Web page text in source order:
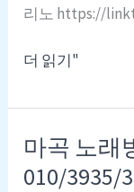
↶
천
방
↥
리노 https://
강
유
업
소
더 읽기"
마곡 노래
010/3935/